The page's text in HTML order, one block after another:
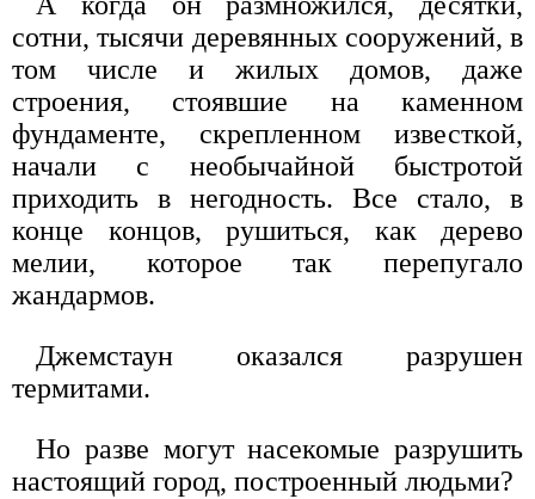
сотни, тысячи деревянных сооружений, в
том числе и жилых домов, даже
строения, стоявшие на каменном
фундаменте, скрепленном известкой,
начали с необычайной быстротой
приходить в негодность. Все стало, в
конце концов, рушиться, как дерево
мелии, которое так перепугало
жандармов.
Джемстаун оказался разрушен
термитами.
Но разве могут насекомые разрушить
настоящий город, построенный людьми?